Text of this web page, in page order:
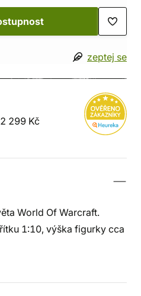
zeptej se
299 Kč
World Of Warcraft.
1:10, výška figurky cca